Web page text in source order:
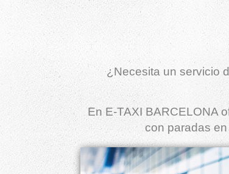
¿Necesita un servicio
En E-TAXI BARCELONA
con paradas